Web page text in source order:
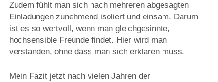
Zudem fühlt man sich nach mehreren abgesagten
Einladungen zunehmend isoliert und einsam. Darum
ist es so wertvoll, wenn man gleichgesinnte,
hochsensible Freunde findet. Hier wird man
verstanden, ohne dass man sich erklären muss.
Mein Fazit jetzt nach vielen Jahren der